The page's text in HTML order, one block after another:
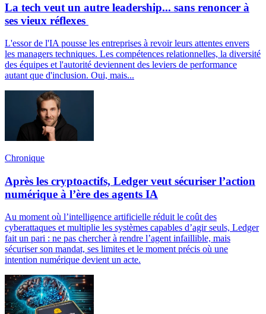
La tech veut un autre leadership... sans renoncer à
ses vieux réflexes
L'essor de l'IA pousse les entreprises à revoir leurs attentes envers
les managers techniques. Les compétences relationnelles, la diversité
des équipes et l'autorité deviennent des leviers de performance
autant que d'inclusion. Oui, mais...
Chronique
Après les cryptoactifs, Ledger veut sécuriser l’action
numérique à l’ère des agents IA
Au moment où l’intelligence artificielle réduit le coût des
cyberattaques et multiplie les systèmes capables d’agir seuls, Ledger
fait un pari : ne pas chercher à rendre l’agent infaillible, mais
sécuriser son mandat, ses limites et le moment précis où une
intention numérique devient un acte.